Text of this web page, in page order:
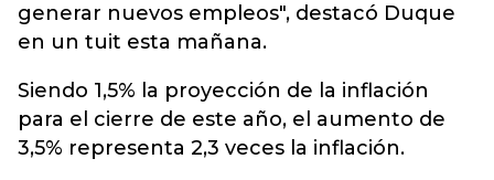
generar nuevos empleos", destacó Duque
en un tuit esta mañana.
Siendo 1,5% la proyección de la inflación
para el cierre de este año, el aumento de
3,5% representa 2,3 veces la inflación.